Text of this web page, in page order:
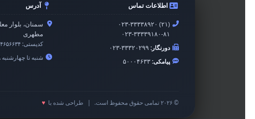
اطلاعات تماس
۰۲۳-۳۳۳۳۸۹۲۰ (۲۱)
۰۲۳-۳۳۳۳۹۱۸۰-۸۱
دورنگار:۰۲۳-۳۳۳۲۰۲۹۹
پیامکی:۵۰۰۰۴۶۳۳
آدرس
سمنان، بلوار
مطهری
کدپستی:
شنبه تا چهارشنبه ۸ – ۱۷
© ۲۰۲۶ تمامی حقوق محفوظ است. طراحی شده با ♥